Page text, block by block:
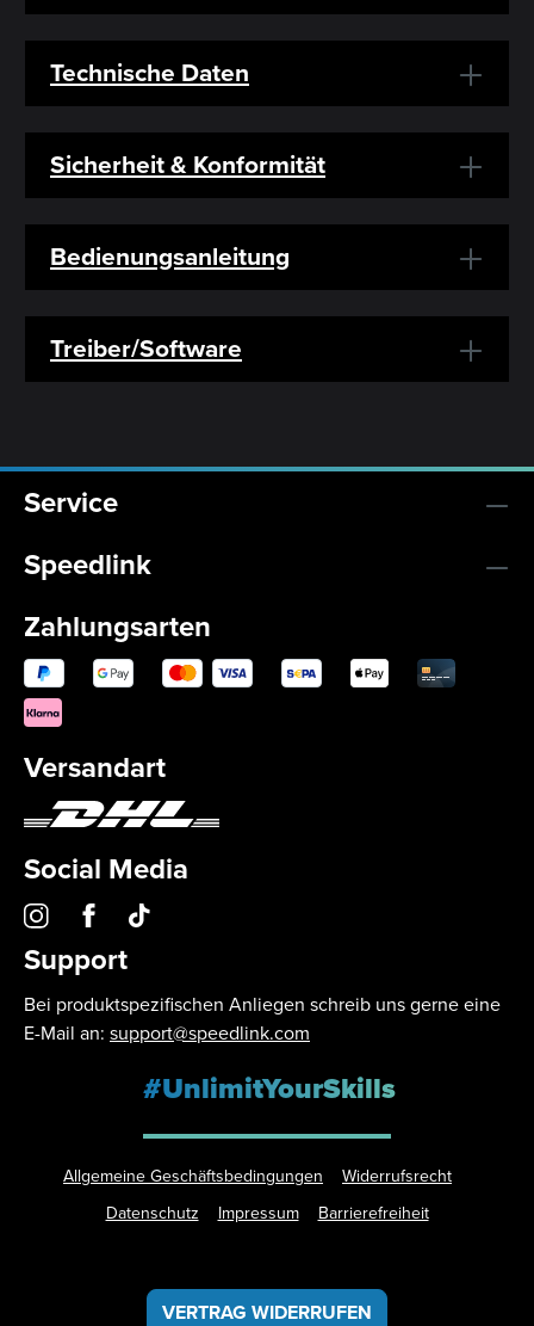
Technische Daten
Sicherheit & Konformität
Bedienungsanleitung
Treiber/Software
Service
Speedlink
Zahlungsarten
Versandart
Social Media
Support
Bei produktspezifischen Anliegen schreib uns gerne eine
E-Mail an: support@speedlink.com
#UnlimitYourSkills
Allgemeine Geschäftsbedingungen
Widerrufsrecht
Datenschutz
Impressum Barrierefreiheit
VERTRAG WIDERRUFEN